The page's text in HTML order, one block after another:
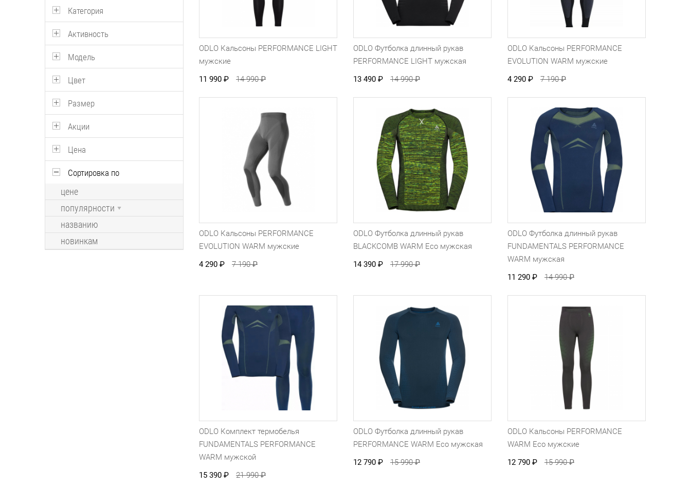
Категория
Активность
Модель
Цвет
Размер
Акции
Цена
Сортировка по
цене
популярности
названию
новинкам
ODLO Кальсоны PERFORMANCE LIGHT
мужские
11 990 ₽ 14 990₽
ODLO Футболка длинный рукав
PERFORMANCE LIGHT мужская
13 490 ₽ 14 990₽
ODLO Кальсоны PERFORMANCE
EVOLUTION WARM мужские
4 290 ₽ 7 190₽
ODLO Кальсоны PERFORMANCE
EVOLUTION WARM мужские
4 290 ₽ 7 190₽
ODLO Футболка длинный рукав
BLACKCOMB WARM Eco мужская
14 390 ₽ 17 990₽
ODLO Футболка длинный рукав
FUNDAMENTALS PERFORMANCE
WARM мужская
11 290 ₽ 14 990₽
ODLO Комплект термобелья
FUNDAMENTALS PERFORMANCE
WARM мужской
15 390 ₽ 21 990₽
ODLO Футболка длинный рукав
PERFORMANCE WARM Eco мужская
12 790 ₽ 15 990₽
ODLO Кальсоны PERFORMANCE
WARM Eco мужские
12 790 ₽ 15 990₽